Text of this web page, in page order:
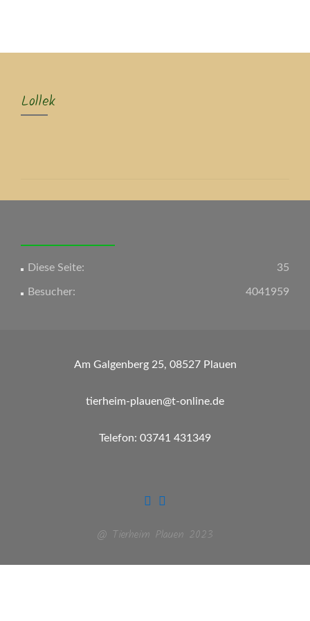
Lollek
35
Diese Seite:
4041959
Besucher:
Am Galgenberg 25, 08527 Plauen
tierheim-plauen@t-online.de
Telefon: 03741 431349
@ Tierheim Plauen 2023